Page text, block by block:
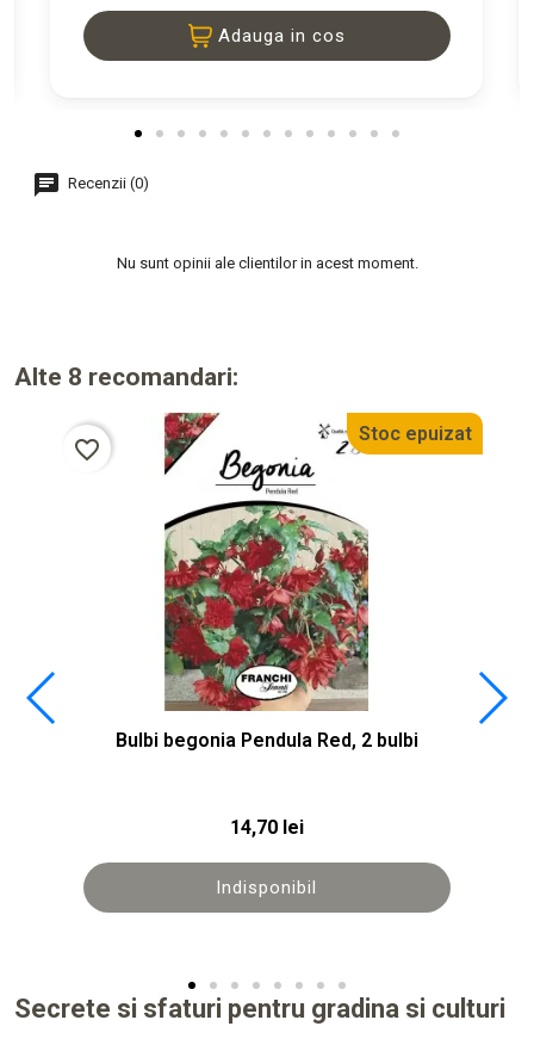
Adauga in cos
Recenzii (0)
Nu sunt opinii ale clientilor in acest moment.
Alte 8 recomandari:
Bulbi begonia Pendula Red, 2 bulbi
14,70 lei
Stoc epuizat
Indisponibil
favorite_border
Secrete si sfaturi pentru gradina si culturi